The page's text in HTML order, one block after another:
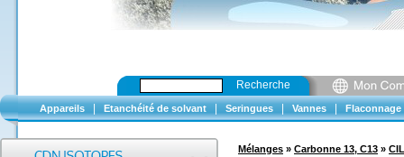
Recherche
Appareils Etanchéité de solvant Seringues Vannes Flaconnage
Mélanges » Carbonne 13, C13 » CIL